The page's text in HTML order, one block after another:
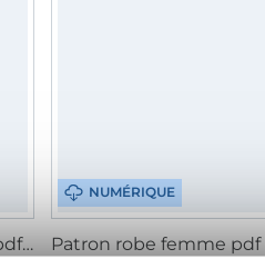
Patron shorts femme pdf Fadenkäfer, en allemand
NUMÉRIQUE